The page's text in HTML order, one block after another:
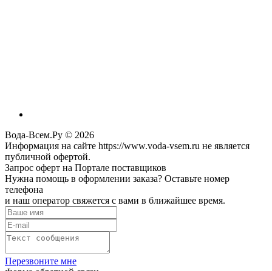
Вода-Всем.Ру © 2026
Информация на сайте https://www.voda-vsem.ru не является
публичной офертой.
Запрос оферт на Портале поставщиков
Нужна помощь в оформлении заказа? Оставьте номер
телефона
и наш оператор свяжется с вами в ближайшее время.
Перезвоните мне